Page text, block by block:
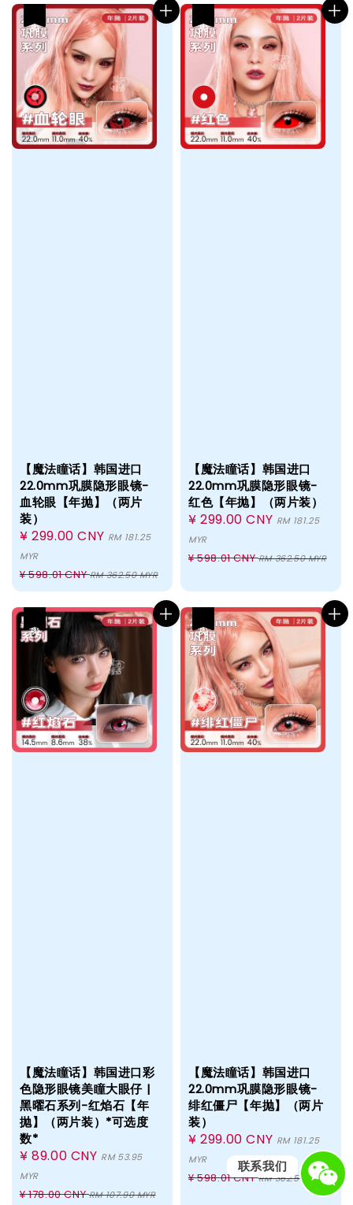
【魔法瞳话】韩国进口
22.0mm巩膜隐形眼镜-
血轮眼【年抛】（两片
装）
Sale
price
¥ 299.00 CNY RM 181.25
MYR
Regular
price
¥ 598.01 CNYRM 362.50 MYR
【魔法瞳话】韩国进口
22.0mm巩膜隐形眼镜-
红色【年抛】（两片装）
Sale
price
¥ 299.00 CNY RM 181.25
MYR
Regular
¥ 598.01 CNYRM 362.50 MYR
【魔法瞳话】韩国进口彩
色隐形眼镜美瞳大眼仔 |
黑曜石系列-红焰石【年
抛】（两片装）*可选度
数*
Sale
price
¥ 89.00 CNY RM 53.95
MYR
Regular
¥ 178.00 CNYRM 107.90 MYR
【魔法瞳话】韩国进口
22.0mm巩膜隐形眼镜-
绯红僵尸【年抛】（两片
装）
Sale
price
¥ 299.00 CNY RM 181.25
MYR
Regular
¥ 598.01 CNYRM 362.50 MYR
联系我们